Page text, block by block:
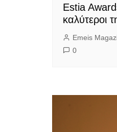
Estia
καλύτεροι
Emeis
0